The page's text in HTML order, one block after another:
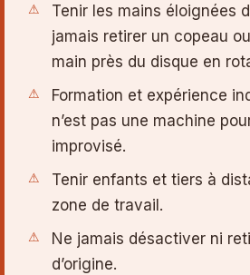
Tenir les mains éloignées
jamais retirer un copeau
main près du disque en
Formation et expérience
n’est pas une machine
improvisé.
Tenir enfants et tiers à
zone de travail.
Ne jamais désactiver ni
d’origine.